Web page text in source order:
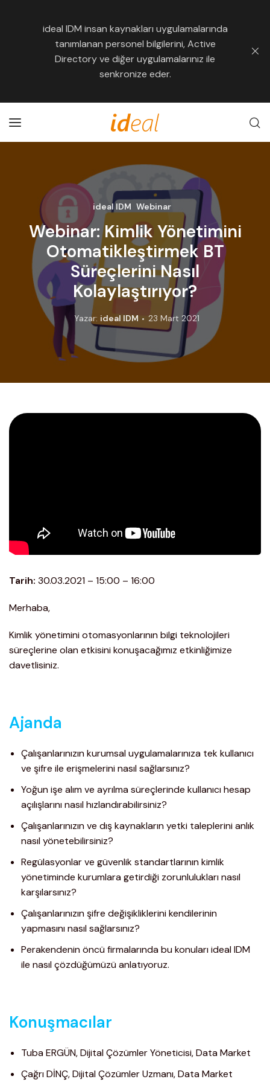
ideal IDM insan kaynakları uygulamalarında
tanımlanan personel bilgilerini, Active
Directory ve diğer uygulamalarınız ile
senkronize eder.
ideal IDM Webinar
Webinar: Kimlik Yönetimini
Otomatikleştirmek BT
Süreçlerini Nasıl
Kolaylaştırıyor?
Yazar: ideal IDM 23 Mart 2021
Tarih: 30.03.2021 – 15:00 – 16:00
Merhaba,
Kimlik yönetimini otomasyonlarının bilgi teknolojileri
süreçlerine olan etkisini konuşacağımız etkinliğimize
davetlisiniz.
Ajanda
Çalışanlarınızın kurumsal uygulamalarınıza tek kullanıcı
ve şifre ile erişmelerini nasıl sağlarsınız?
Yoğun işe alım ve ayrılma süreçlerinde kullanıcı hesap
açılışlarını nasıl hızlandırabilirsiniz?
Çalışanlarınızın ve dış kaynakların yetki taleplerini anlık
nasıl yönetebilirsiniz?
Regülasyonlar ve güvenlik standartlarının kimlik
yönetiminde kurumlara getirdiği zorunlulukları nasıl
karşılarsınız?
Çalışanlarınızın şifre değişikliklerini kendilerinin
yapmasını nasıl sağlarsınız?
Perakendenin öncü firmalarında bu konuları ideal IDM
ile nasıl çözdüğümüzü anlatıyoruz.
Konuşmacılar
Tuba ERGÜN, Dijital Çözümler Yöneticisi, Data Market
Çağrı DİNÇ, Dijital Çözümler Uzmanı, Data Market